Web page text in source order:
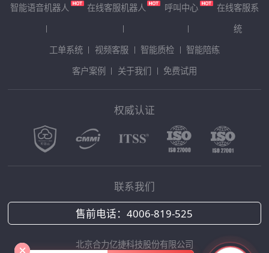
智能语音机器人 在线客服机器人 呼叫中心
在线客服系
统
工单系统
视频客服 智能质检
智能陪练
客户案例
关于我们 免费试用
权威认证
联系我们
售前电话：4006-819-525
北京合力亿捷科技股份有限公司